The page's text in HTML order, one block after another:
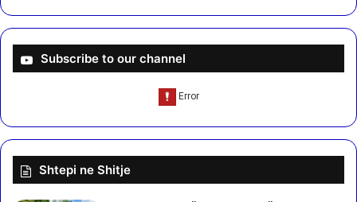
n
d
t
o
e
i
E
l
Subscribe to our channel
Shtepi ne Shitje